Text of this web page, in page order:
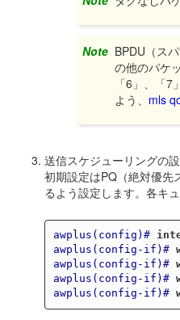
Note BPDU（ス
の他のパケ
「6」、「
よう、 mls
送信スケジューリングの設
初期設定はPQ（絶対優先
るよう設定します。各キ
awplus(config)#
awplus(config-if)#
awplus(config-if)#
awplus(config-if)#
awplus(config-if)#